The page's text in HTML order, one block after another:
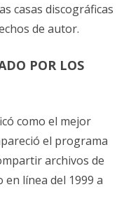
casas discográficas
de autor.
POR LOS
como el mejor
el programa
archivos de
línea del 1999 a